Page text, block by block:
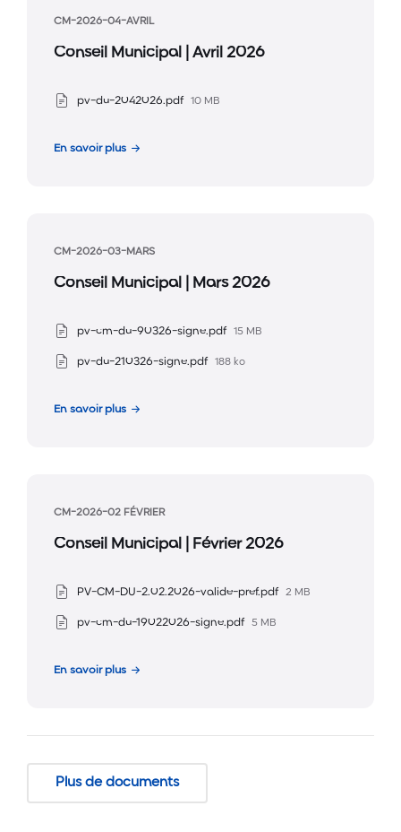
CM-2026-04-AVRIL
Conseil Municipal | Avril 2026
Piècespv-du-2042026.pdf
Taille
10 MB
En savoir plus
CM-2026-03-MARS
Conseil Municipal | Mars 2026
Pièces
jointes
pv-cm-du-90326-signe.pdf
Taille
fichier
15 MB
pv-du-210326-signe.pdf
Taille
188 ko
En savoir plus
CM-2026-02 FÉVRIER
Conseil Municipal | Février 2026
Pièces
jointes
PV-CM-DU-2.02.2026-valide-pref.pdf
Taille
2 MB
pv-cm-du-19022026-signe.pdf
Taille
5 MB
En savoir plus
Plus de documents